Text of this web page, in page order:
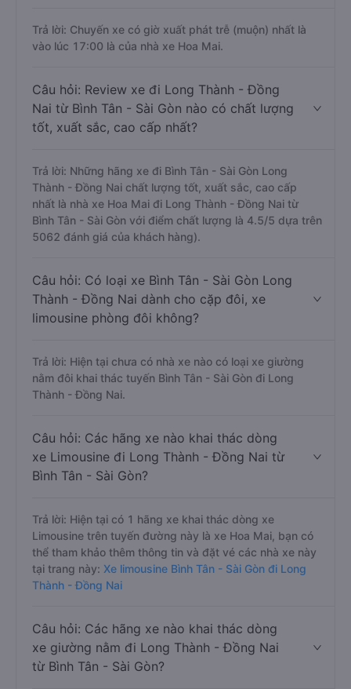
Trả lời: Chuyến xe có giờ xuất phát trễ (muộn) nhất là
vào lúc 17:00 là của nhà xe Hoa Mai.
Câu hỏi: Review xe đi Long Thành - Đồng
Nai từ Bình Tân - Sài Gòn nào có chất lượng
tốt, xuất sắc, cao cấp nhất?
Trả lời: Những hãng xe đi Bình Tân - Sài Gòn Long
Thành - Đồng Nai chất lượng tốt, xuất sắc, cao cấp
nhất là nhà xe Hoa Mai đi Long Thành - Đồng Nai từ
Bình Tân - Sài Gòn với điểm chất lượng là 4.5/5 dựa trên
5062 đánh giá của khách hàng).
Câu hỏi: Có loại xe Bình Tân - Sài Gòn Long
Thành - Đồng Nai dành cho cặp đôi, xe
limousine phòng đôi không?
Trả lời: Hiện tại chưa có nhà xe nào có loại xe giường
nằm đôi khai thác tuyến Bình Tân - Sài Gòn đi Long
Thành - Đồng Nai.
Câu hỏi: Các hãng xe nào khai thác dòng
xe Limousine đi Long Thành - Đồng Nai từ
Bình Tân - Sài Gòn?
Trả lời: Hiện tại có 1 hãng xe khai thác dòng xe
Limousine trên tuyến đường này là xe Hoa Mai, bạn có
thể tham khảo thêm thông tin và đặt vé các nhà xe này
tại trang này: Xe limousine Bình Tân - Sài Gòn đi Long
Thành - Đồng Nai
Câu hỏi: Các hãng xe nào khai thác dòng
xe giường nằm đi Long Thành - Đồng Nai
từ Bình Tân - Sài Gòn?